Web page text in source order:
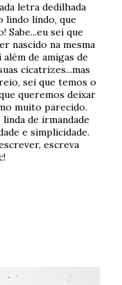
letra dedilhada
lindo lindo, que
Sabe...eu sei que
nascido na mesma
de amigas de
cicatrizes...mas
sei que temos o
queremos deixar
muito parecido.
de irmandade
e simplicidade.
escreva